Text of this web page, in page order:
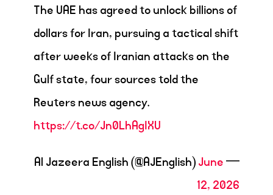
The UAE has agreed to unlock billions of
dollars for Iran, pursuing a tactical shift
after weeks of Iranian attacks on the
Gulf state, four sources told the
Reuters news agency.
https://t.co/Jn0LhAgIXU
— Al Jazeera English (@AJEnglish)
June
12, 2026